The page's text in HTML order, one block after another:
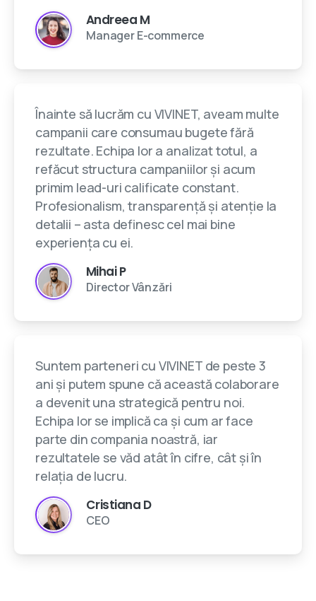
Andreea M
Manager E-commerce
Înainte să lucrăm cu VIVINET, aveam multe
campanii care consumau bugete fără
rezultate. Echipa lor a analizat totul, a
refăcut structura campaniilor și acum
primim lead-uri calificate constant.
Profesionalism, transparență și atenție la
detalii – asta definesc cel mai bine
experiența cu ei.
Mihai P
Director Vânzări
Suntem parteneri cu VIVINET de peste 3
ani și putem spune că această colaborare
a devenit una strategică pentru noi.
Echipa lor se implică ca și cum ar face
parte din compania noastră, iar
rezultatele se văd atât în cifre, cât și în
relația de lucru.
Cristiana D
CEO